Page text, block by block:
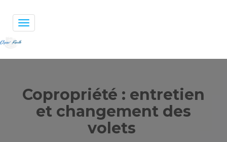
Toggle
navigation
Copropriété : entretien
et changement des
volets